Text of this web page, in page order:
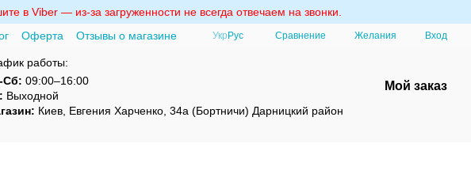
в Viber — из-за загруженности не всегда отвечаем на звонки.
Оферта
Отзывы о магазине
Укр Рус Сравнение Желания Вход
работы:
Сб: 09:00–16:00
Выходной
Киев, Евгения Харченко, 34а (Бортничи) Дарницкий район
Мой заказ